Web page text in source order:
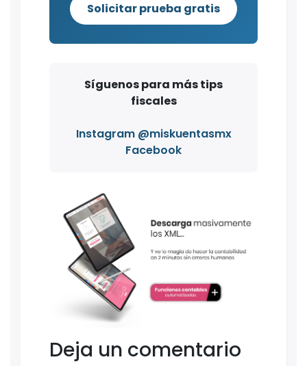
Solicitar prueba gratis
Síguenos para más tips
fiscales
Instagram @miskuentasmx
Facebook
Deja un comentario